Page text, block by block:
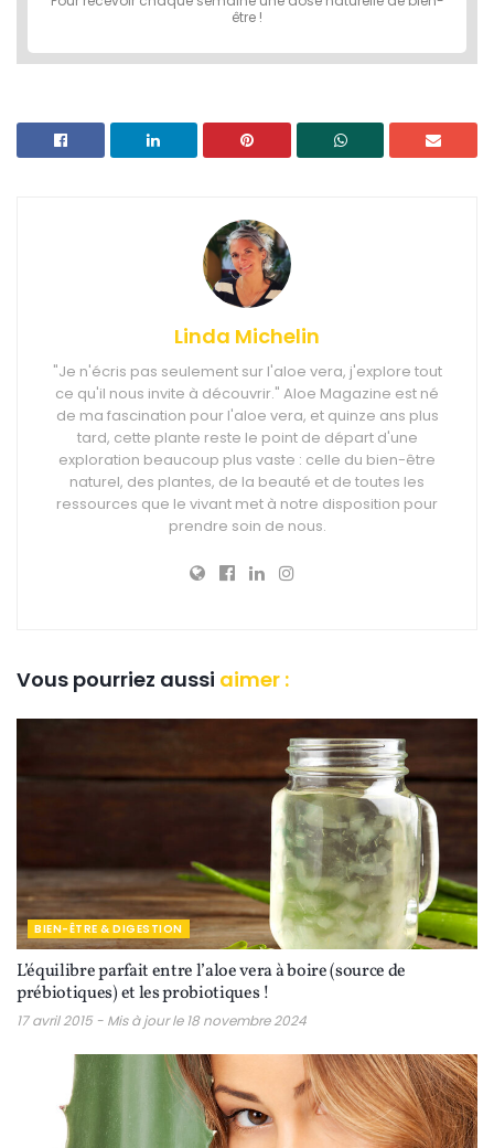
Linda Michelin
"Je n'écris pas seulement sur l'aloe vera, j'explore tout
ce qu'il nous invite à découvrir." Aloe Magazine est né
de ma fascination pour l'aloe vera, et quinze ans plus
tard, cette plante reste le point de départ d'une
exploration beaucoup plus vaste : celle du bien-être
naturel, des plantes, de la beauté et de toutes les
ressources que le vivant met à notre disposition pour
prendre soin de nous.
Vous pourriez aussi aimer :
BIEN-ÊTRE & DIGESTION
L’équilibre parfait entre l’aloe vera à boire (source de
prébiotiques) et les probiotiques !
17 avril 2015 - Mis à jour le 18 novembre 2024